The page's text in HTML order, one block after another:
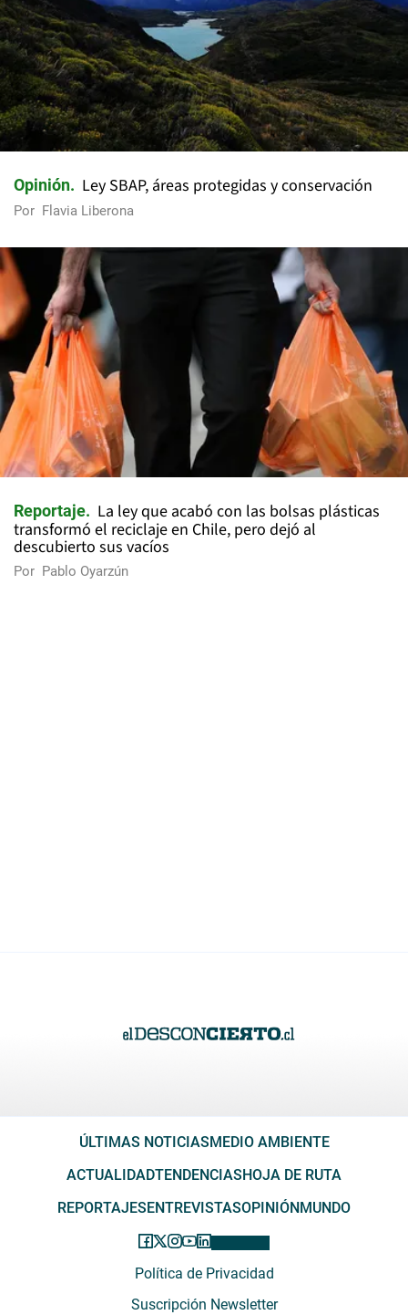
Opinión Ley SBAP, áreas protegidas y conservación
Por Flavia Liberona
Reportaje
La ley que acabó con las bolsas plásticas
transformó el reciclaje en Chile, pero dejó al
descubierto sus vacíos
Por Pablo Oyarzún
ÚLTIMAS NOTICIASMEDIO AMBIENTE
ACTUALIDADTENDENCIASHOJA DE RUTA
REPORTAJESENTREVISTASOPINIÓNMUNDO
Política de Privacidad
Suscripción Newsletter